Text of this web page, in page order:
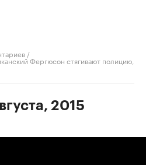
/
Фергюсон стягивают полицию,
2015